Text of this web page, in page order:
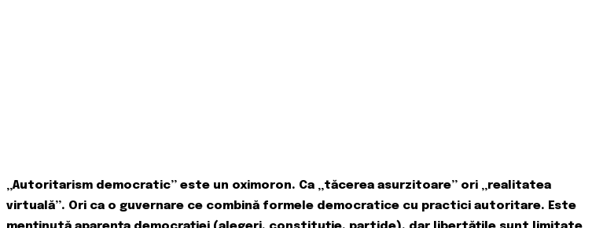
„Autoritarism democratic” este un oximoron. Ca „tăcerea asurzitoare” ori „realitatea
virtuală”. Ori ca o guvernare ce combină formele democratice cu practici autoritare. Este